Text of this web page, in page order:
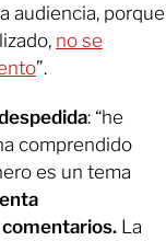
audiencia, porque
no se
”.
: “he
comprendido
es un tema
La